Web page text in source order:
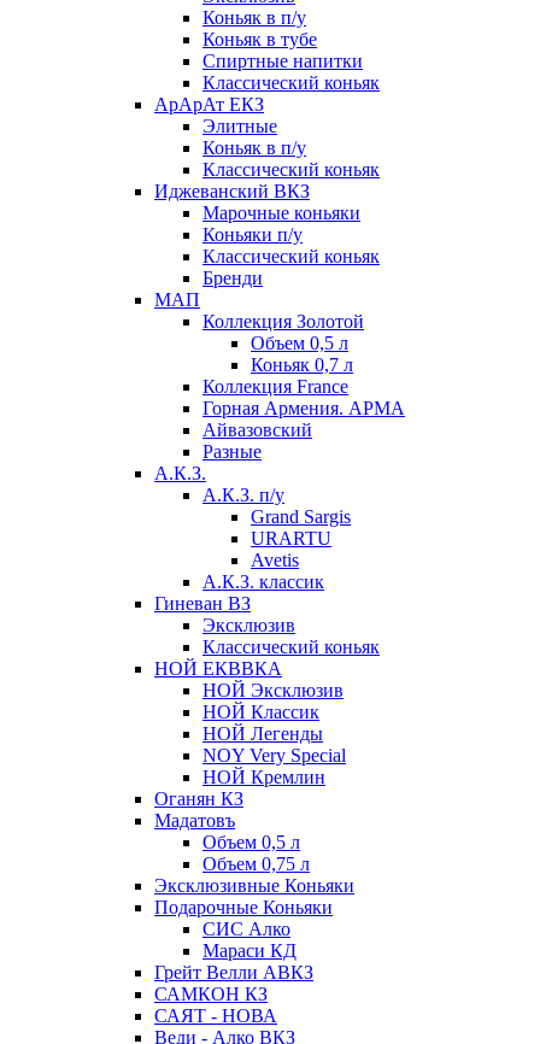
Коньяк в п/у
Коньяк в тубе
Спиртные напитки
Классический коньяк
АрАрАт ЕКЗ
Элитные
Коньяк в п/у
Классический коньяк
Иджеванский ВКЗ
Марочные коньяки
Коньяки п/у
Классический коньяк
Бренди
МАП
Коллекция Золотой
Объем 0,5 л
Коньяк 0,7 л
Коллекция France
Горная Армения. АРМА
Айвазовский
Разные
А.К.З.
А.К.З. п/у
Grand Sargis
URARTU
Avetis
А.К.З. классик
Гиневан ВЗ
Эксклюзив
Классический коньяк
НОЙ ЕКВВКА
НОЙ Эксклюзив
НОЙ Классик
НОЙ Легенды
NOY Very Speсial
НОЙ Кремлин
Оганян КЗ
Мадатовъ
Объем 0,5 л
Объем 0,75 л
Эксклюзивные Коньяки
Подарочные Коньяки
СИС Алко
Мараси КД
Грейт Велли АВКЗ
САМКОН КЗ
САЯТ - НОВА
Веди - Алко ВКЗ